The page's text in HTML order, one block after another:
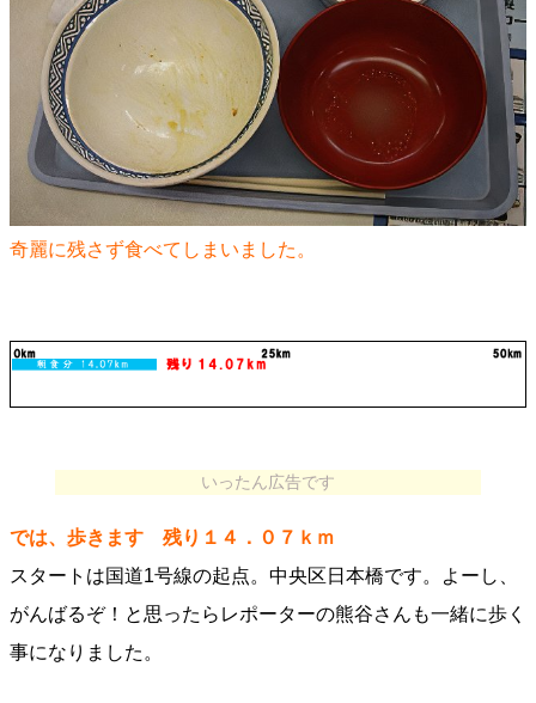
奇麗に残さず食べてしまいました。
いったん広告です
では、歩きます 残り１４．０７ｋｍ
スタートは国道1号線の起点。中央区日本橋です。よーし、
がんばるぞ！と思ったらレポーターの熊谷さんも一緒に歩く
事になりました。